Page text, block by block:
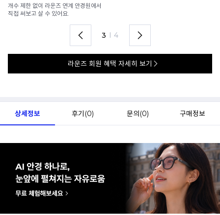
가까운 안경원으로 배송받아
렌즈 맞춤부터 피팅까지 편하게!
4 I 4
라운즈 회원 혜택 자세히 보기
상세정보 후기(0) 문의(0) 구매정보